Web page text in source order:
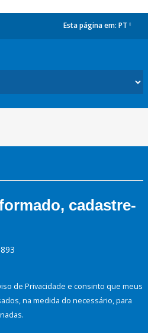
Esta página em: PT
cadastre-
de Privacidade e consinto que meus
na medida do necessário, para